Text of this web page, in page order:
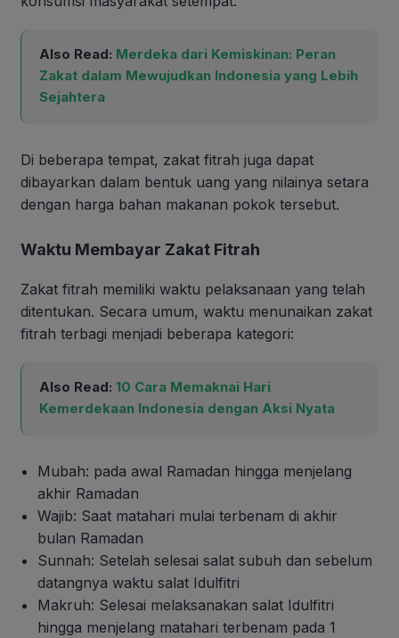
Also Read: Merdeka dari Kemiskinan: Peran
Zakat dalam Mewujudkan Indonesia yang Lebih
Sejahtera
Di beberapa tempat, zakat fitrah juga dapat
dibayarkan dalam bentuk uang yang nilainya setara
dengan harga bahan makanan pokok tersebut.
Waktu Membayar Zakat Fitrah
Zakat fitrah memiliki waktu pelaksanaan yang telah
ditentukan. Secara umum, waktu menunaikan zakat
fitrah terbagi menjadi beberapa kategori:
Also Read: 10 Cara Memaknai Hari
Kemerdekaan Indonesia dengan Aksi Nyata
Mubah: pada awal Ramadan hingga menjelang
akhir Ramadan
Wajib: Saat matahari mulai terbenam di akhir
bulan Ramadan
Sunnah: Setelah selesai salat subuh dan sebelum
datangnya waktu salat Idulfitri
Makruh: Selesai melaksanakan salat Idulfitri
hingga menjelang matahari terbenam pada 1